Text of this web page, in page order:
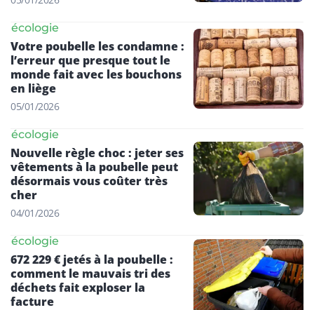
écologie
Votre poubelle les condamne :
l’erreur que presque tout le
monde fait avec les bouchons
en liège
05/01/2026
écologie
Nouvelle règle choc : jeter ses
vêtements à la poubelle peut
désormais vous coûter très
cher
04/01/2026
écologie
672 229 € jetés à la poubelle :
comment le mauvais tri des
déchets fait exploser la
facture